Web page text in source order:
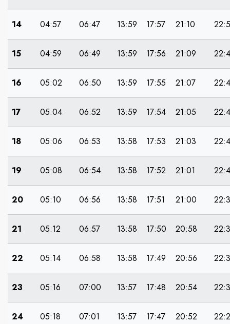
14 04:57 06:47 13:59 17:57 21:10
15 04:59 06:49 13:59 17:56 21:09
16 05:02 06:50 13:59 17:55 21:07
17 05:04 06:52 13:59 17:54 21:05
18 05:06 06:53 13:58 17:53 21:03
19 05:08 06:54 13:58 17:52 21:01
20 05:10 06:56 13:58 17:51 21:00
21 05:12 06:57 13:58 17:50 20:58
22 05:14 06:58 13:58 17:49 20:56
23 05:16 07:00 13:57 17:48 20:54
24 05:18 07:01 13:57 17:47 20:52